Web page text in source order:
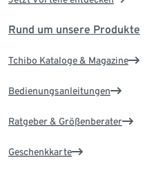
Rund um unsere Produkte
Tchibo Kataloge & Magazine
Bedienungsanleitungen
Ratgeber & Größenberater
Geschenkkarte